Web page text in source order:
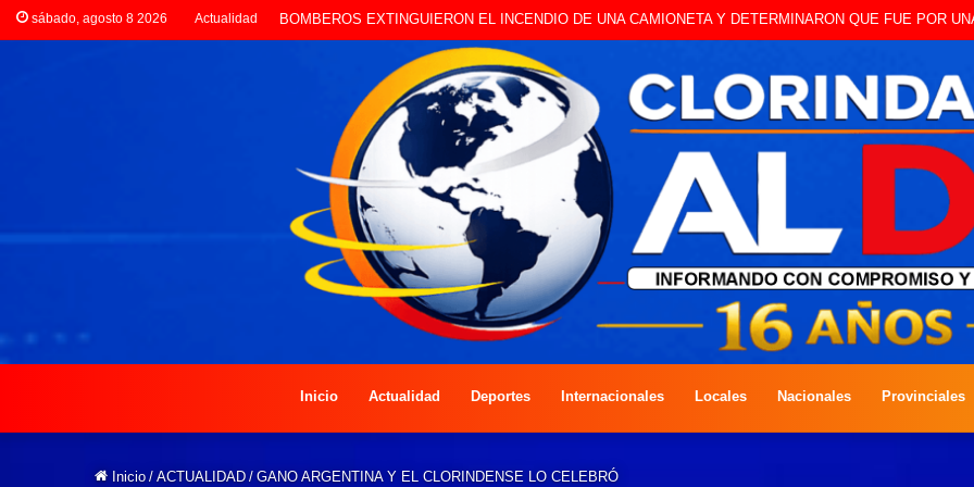
sábado, agosto 8 2026 Actualidad LA POLICÍA INVESTIGA ROBO A CAMBISTA OCURRIDO ESTE JUEVES
Inicio Actualidad Deportes Internacionales Locales Nacionales Provinciales
Inicio / ACTUALIDAD / GANO ARGENTINA Y EL CLORINDENSE LO CELEBRÓ